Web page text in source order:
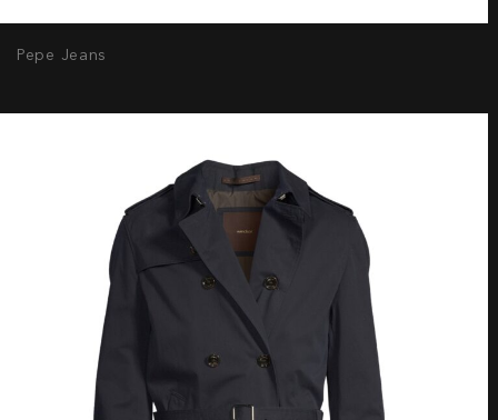
Pepe Jeans